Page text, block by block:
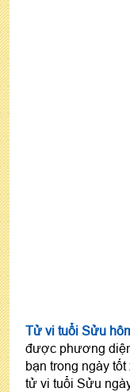
Tử vi tuổi Sửu
được phương
bạn trong ngày
tử vi tuổi Sửu